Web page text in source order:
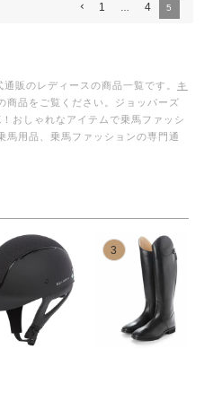
1 4 5
販のレディースの商品一覧です。 キ
商品をご覧ください。ジョッパーズ
おしゃれなアイテムで乗馬ファッシ
馬用品、乗馬ファッションの専門通
3